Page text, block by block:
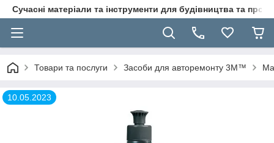
Сучасні матеріали та інструменти для будівництва та
Товари та послуги Засоби для авторемонту 3M™
10.05.2023